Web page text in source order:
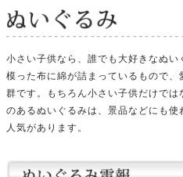
小さい子供なら、誰でも大好きなぬ
模った布に綿が詰まっているもので
群です。もちろん小さい子供だけで
のあるぬいぐるみは、景品などにも
人気があります。